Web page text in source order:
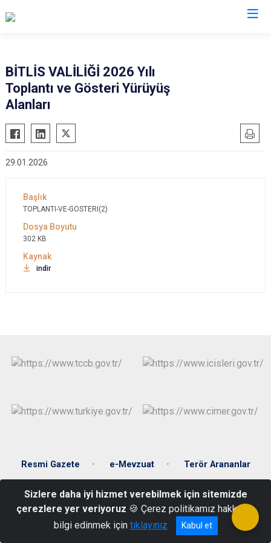
Adilcevaz
Güroymak
BİTLİS VALİLİĞİ 2026 Yılı
Toplantı ve Gösteri Yürüyüş
Alanları
29.01.2026
TOPLANTI-VE-GOSTERI(2)
302 KB
indir
Resmi Gazete e-Mevzuat Terör Arananlar
Yenikent Mahallesi Hükümet Caddesi Hükümet Konağı Kat:2
0434 611 20 01 Belgegeçer: 0434 611 21 51
Sizlere daha iyi hizmet verebilmek için sitemizde
çerezlere yer veriyoruz 🍪 Çerez politikamız hakkında
bilgi edinmek için tıklayınız Kabul et